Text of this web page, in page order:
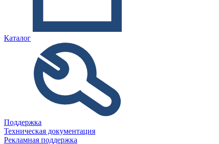
Каталог
Поддержка
Техническая документация
Рекламная поддержка